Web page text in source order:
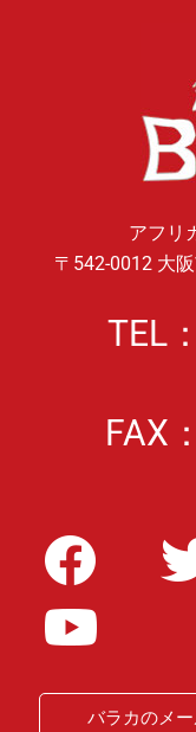
アフリ
〒542-0012 大
TEL
FAX
バラカのメ